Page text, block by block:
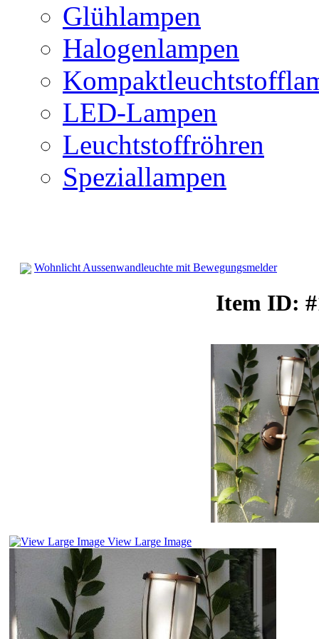
Glühlampen
Halogenlampen
LED-Lampen
Leuchtstoffröhren
Speziallampen
Wohnlicht Aussenwandleuchte mit Bewegungsmelder
Item ID:
View Large Image